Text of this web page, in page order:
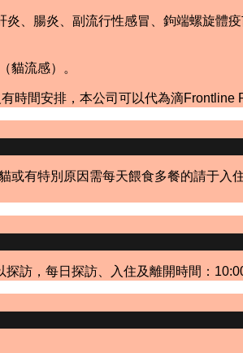
、腸炎、副流行性感冒、鉤端螺旋體
貓流感）。
間安排，本公司可以代為滴Frontline
有特別原因需每天餵食多餐的請于入
訪，每日探訪、入住及離開時間：